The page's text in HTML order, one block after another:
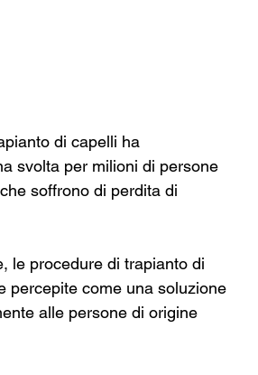
di capelli ha
svolta per milioni di persone
soffrono di perdita di
le procedure di trapianto di
percepite come una soluzione
alle persone di origine